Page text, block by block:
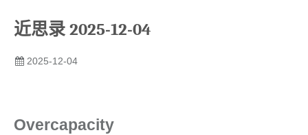
近思录 2025-12-04
2025-12-04
Overcapacity